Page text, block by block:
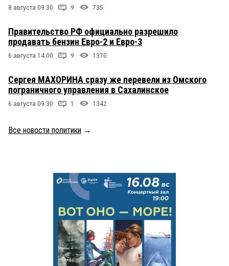
8 августа 09:30 9 735
Правительство РФ официально разрешило
продавать бензин Евро-2 и Евро-3
6 августа 14:00 9 1370
Сергея МАХОРИНА сразу же перевели из Омского
пограничного управления в Сахалинское
6 августа 09:30 1 1342
Все новости политики →